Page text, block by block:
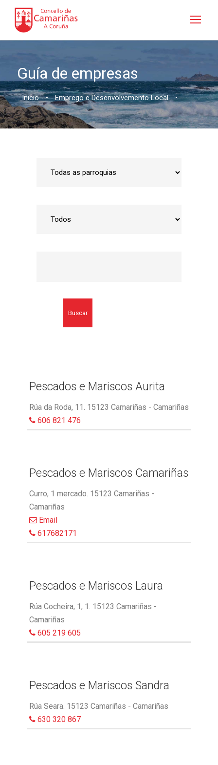
Guía de empresas
Inicio • Emprego e Desenvolvemento Local •
Buscar
Pescados e Mariscos Aurita
Rúa da Roda, 11. 15123 Camariñas - Camariñas
606 821 476
Pescados e Mariscos Camariñas
Curro, 1 mercado. 15123 Camariñas -
Camariñas
Email
617682171
Pescados e Mariscos Laura
Rúa Cocheira, 1, 1. 15123 Camariñas -
Camariñas
605 219 605
Pescados e Mariscos Sandra
Rúa Seara. 15123 Camariñas - Camariñas
630 320 867